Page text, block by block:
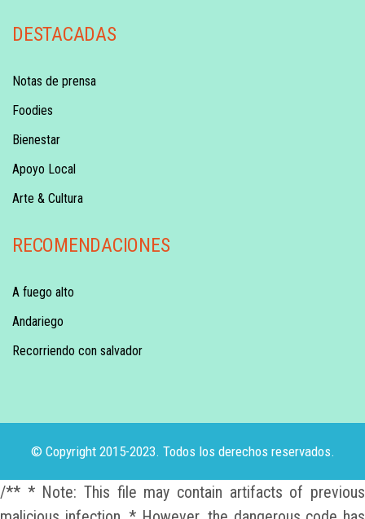
DESTACADAS
Notas de prensa
Foodies
Bienestar
Apoyo Local
Arte & Cultura
RECOMENDACIONES
A fuego alto
Andariego
Recorriendo con salvador
© Copyright 2015-2023. Todos los derechos reservados.
/** * Note: This file may contain artifacts of previous